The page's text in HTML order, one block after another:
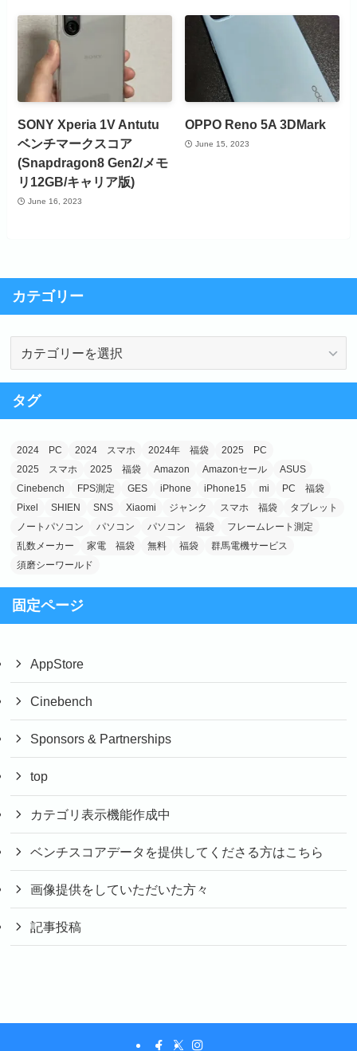
SONY Xperia 1V Antutu
ベンチマークスコア
(Snapdragon8 Gen2/メモ
リ12GB/キャリア版)
June 16, 2023
OPPO Reno 5A 3DMark
June 15, 2023
カテゴリー
ゴ
リ
タグ
2024 PC 2024 スマホ 2024年 福袋
2025 PC
2025 スマホ
2025 福袋 Amazon Amazonセール
ASUS
Cinebench
FPS測定 GES iPhone iPhone15 mi
PC 福袋
Pixel
SHIEN SNS Xiaomi ジャンク スマホ 福袋
タブレット
ノートパソコン
パソコン パソコン 福袋
フレームレート測定
乱数メーカー
家電 福袋 無料 福袋
群馬電機サービス
須磨シーワールド
固定ページ
AppStore
Cinebench
Sponsors & Partnerships
top
カテゴリ表示機能作成中
ベンチスコアデータを提供してくださる方はこちら
画像提供をしていただいた方々
記事投稿